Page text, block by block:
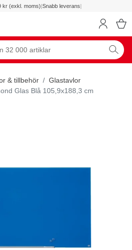
kr (exkl. moms)|Snabb leverans|
& tillbehör
Glastavlor
Glas Blå 105,9x188,3 cm